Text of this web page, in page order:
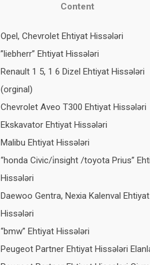
Content
Opel, Chevrolet Ehtiyat Hissələri
”liebherr” Ehtiyat Hissələri
Renault 1 5, 1 6 Dizel Ehtiyat Hissələri
(orginal)
Chevrolet Aveo T300 Ehtiyat Hissələri
Ekskavator Ehtiyat Hissələri
Malibu Ehtiyat Hissələri
“honda Civic/i̇nsight /toyota Prius”
Hissələri
Daewoo Gentra, Nexia Kalenval Ehtiyat
Hissələri
“bmw” Ehtiyat Hissələri
Peugeot Partner Ehtiyat Hissələri